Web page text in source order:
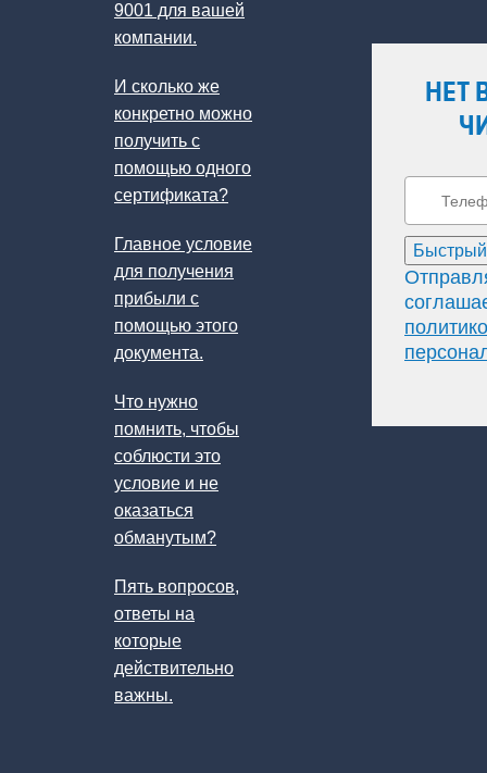
9001 для вашей
компании.
И сколько же
конкретно можно
получить с
помощью одного
сертификата?
Главное условие
для получения
прибыли с
помощью этого
документа.
Что нужно
помнить, чтобы
соблюсти это
условие и не
оказаться
обманутым?
Пять вопросов,
ответы на
которые
действительно
важны.
НЕТ
Быстрый